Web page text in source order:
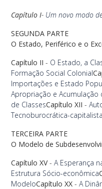
Capítulo I- Um novo modo
SEGUNDA PARTE
O Estado, Periférico e o
Capítulo II - O Estado, a
Formação Social Colonial
Importações e Estado
Apropriação e Acumulação
de ClassesCapítulo XII -
Tecnoburocrática-capitalista
TERCEIRA PARTE
O Modelo de
Capítulo XV- A Esperança
Estrutura Sócio-econômica
ModeloCapítulo XX - A